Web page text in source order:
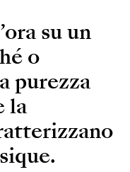
su un
o
purezza
la